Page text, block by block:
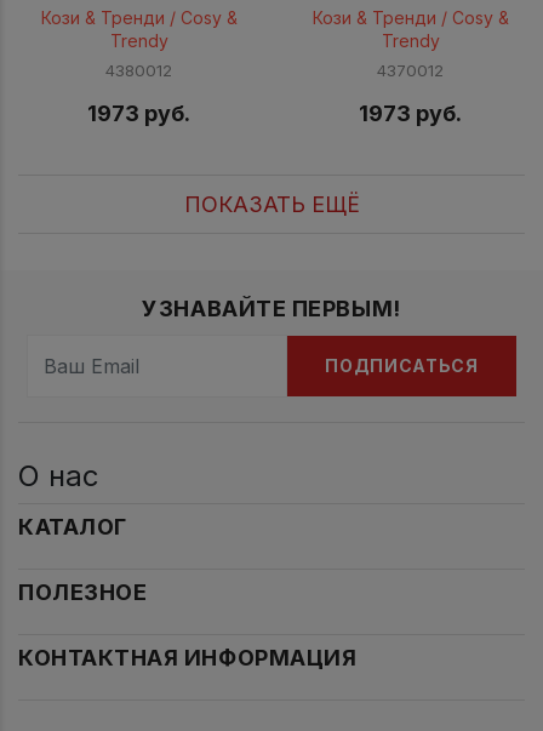
Кози & Тренди / Cosy &
Trendy
4380012
1973 руб.
Кози & Тренди / Cosy &
Trendy
4370012
1973 руб.
ПОКАЗАТЬ ЕЩЁ
УЗНАВАЙТЕ ПЕРВЫМ!
ПОДПИСАТЬСЯ
О нас
КАТАЛОГ
ПОЛЕЗНОЕ
КОНТАКТНАЯ ИНФОРМАЦИЯ